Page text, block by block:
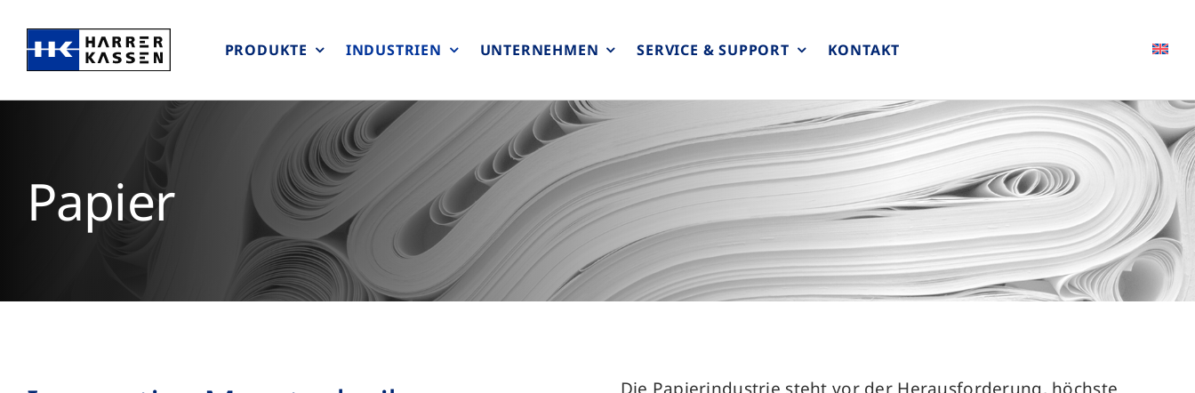
Inhalt
springen
PRODUKTE INDUSTRIEN UNTERNEHMEN SERVICE & SUPPORT KONTAKT
Papier